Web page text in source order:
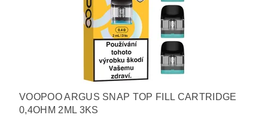
VOOPOO ARGUS SNAP TOP FILL CARTRIDGE
0,4OHM 2ML 3KS